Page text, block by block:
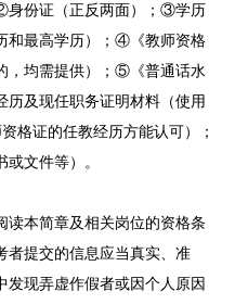
份证（正反两面）；③学历
和最高学历）；④《教师资格
，均需提供）；⑤《普通话水
及现任职务证明材料（使用
格证的任教经历方能认可）；
文件等）。
读本简章及相关岗位的资格条
者提交的信息应当真实、准
发现弄虚作假者或因个人原因